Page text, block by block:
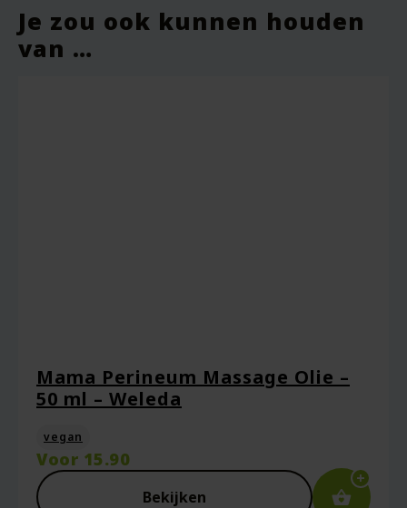
Je zou ook kunnen houden
van …
Mama Perineum Massage Olie –
50 ml – Weleda
vegan
Voor 15.90
Bekijken